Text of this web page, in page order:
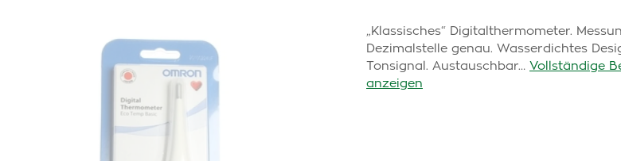
„Klassisches“ Digitalthermometer.
Dezimalstelle genau. Wasserdichtes
Tonsignal. Austauschbar… Vollständige
anzeigen